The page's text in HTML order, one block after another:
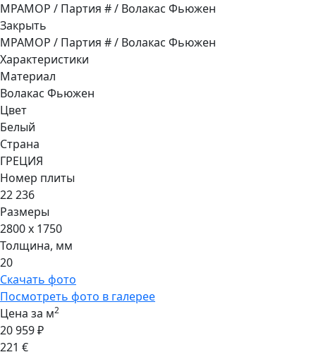
МРАМОР / Партия # / Волакас Фьюжен
Закрыть
МРАМОР / Партия # / Волакас Фьюжен
Характеристики
Материал
Волакас Фьюжен
Цвет
Белый
Страна
ГРЕЦИЯ
Номер плиты
22 236
Размеры
2800 x 1750
Толщина, мм
20
Скачать фото
Посмотреть фото в галерее
Цена за м2
20 959 ₽
221 €